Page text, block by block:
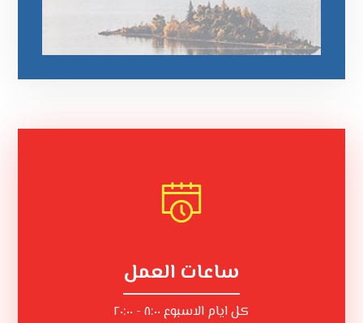
ساعات العمل
كل ايام الاسبوع ٨:٠٠ - ٢٠:٠٠